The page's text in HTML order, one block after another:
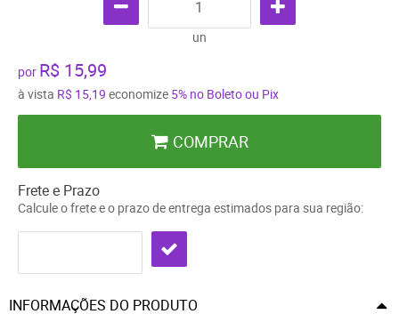
un
por R$ 15,99
à vista R$ 15,19 economize 5% no Boleto ou Pix
COMPRAR
Frete e Prazo
Calcule o frete e o prazo de entrega estimados para sua região:
INFORMAÇÕES DO PRODUTO